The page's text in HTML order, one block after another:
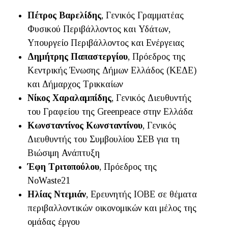
Πέτρος Βαρελίδης, Γενικός Γραμματέας
Φυσικού Περιβάλλοντος και Υδάτων,
Υπουργείο Περιβάλλοντος και Ενέργειας
Δημήτρης Παπαστεργίου, Πρόεδρος της
Κεντρικής Ένωσης Δήμων Ελλάδος (ΚΕΔΕ)
και Δήμαρχος Τρικκαίων
Νίκος Χαραλαμπίδης, Γενικός Διευθυντής
του Γραφείου της Greenpeace στην Ελλάδα
Κωνσταντίνος Κωνσταντίνου, Γενικός
Διευθυντής του Συμβουλίου ΣΕΒ για τη
Βιώσιμη Ανάπτυξη
Έφη Τριτοπούλου, Πρόεδρος της
NoWaste21
Ηλίας Ντεμιάν, Ερευνητής ΙΟΒΕ σε θέματα
περιβαλλοντικών οικονομικών και μέλος της
ομάδας έργου